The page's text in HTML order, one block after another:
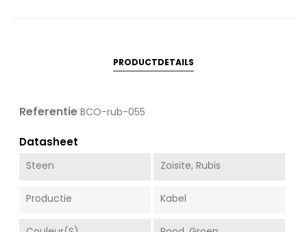
PRODUCTDETAILS
Referentie BCO-rub-055
Datasheet
Steen Zoïsite, Rubis
Productie Kabel